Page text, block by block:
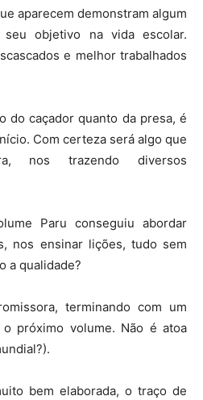
aparecem demonstram algum
objetivo na vida escolar.
e melhor trabalhados
do caçador quanto da presa, é
Com certeza será algo que
nos trazendo diversos
Paru conseguiu abordar
nos ensinar lições, tudo sem
a qualidade?
terminando com um
próximo volume. Não é atoa
bem elaborada, o traço de